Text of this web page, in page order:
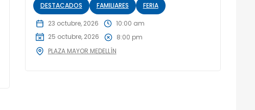
DESTACADOS FAMILIARES FERIA
23 octubre, 2026
10:00 am
25 octubre, 2026
8:00 pm
PLAZA MAYOR MEDELLÍN